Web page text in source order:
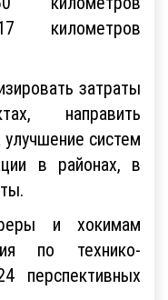
километров
затраты
направить
систем
в районах, в
и хокимам
по технико-
перспективных